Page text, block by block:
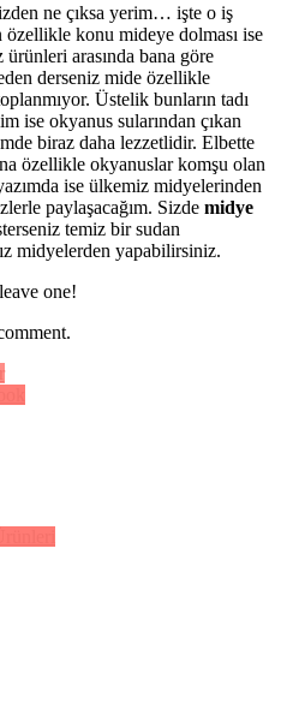
ne çıksa yerim… işte o iş
konu mideye dolması ise
arasında bana göre
derseniz mide özellikle
Üstelik bunların tadı
ise okyanus sularından çıkan
biraz daha lezzetlidir. Elbette
özellikle okyanuslar komşu olan
ise ülkemiz midyelerinden
paylaşacağım. Sizde midye
temiz bir sudan
midyelerden yapabilirsiniz.
one!